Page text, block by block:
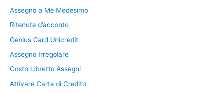
Assegno a Me Medesimo
Ritenuta d’acconto
Genius Card Unicredit
Assegno Irregolare
Costo Libretto Assegni
Attivare Carta di Credito